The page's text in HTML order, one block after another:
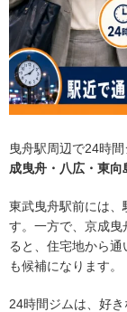
曳舟駅周辺で24時間
成曳舟・八広・東
東武曳舟駅前には、
す。一方で、京成
ると、住宅地から
も候補になります。
24時間ジムは、好